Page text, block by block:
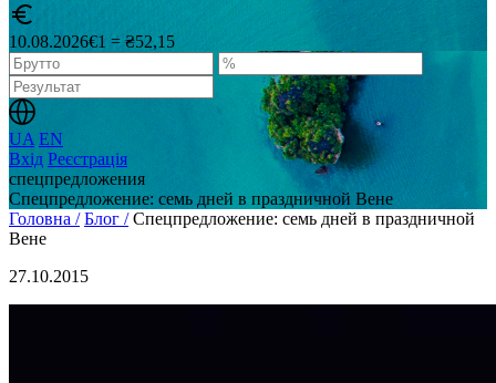
10.08.2026€1 = ₴52,15
UA EN
Вхід Реєстрація
спецпредложения
Спецпредложение: семь дней в праздничной Вене
Головна / Блог / Спецпредложение: семь дней в праздничной
Вене
27.10.2015